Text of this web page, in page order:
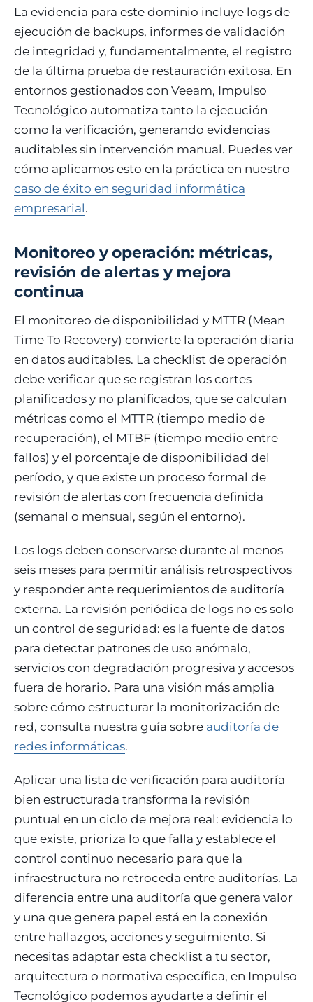
La evidencia para este dominio incluye logs de
ejecución de backups, informes de validación
de integridad y, fundamentalmente, el registro
de la última prueba de restauración exitosa. En
entornos gestionados con Veeam, Impulso
Tecnológico automatiza tanto la ejecución
como la verificación, generando evidencias
auditables sin intervención manual. Puedes ver
cómo aplicamos esto en la práctica en nuestro
caso de éxito en seguridad informática
empresarial.
Monitoreo y operación: métricas,
revisión de alertas y mejora
continua
El monitoreo de disponibilidad y MTTR (Mean
Time To Recovery) convierte la operación diaria
en datos auditables. La checklist de operación
debe verificar que se registran los cortes
planificados y no planificados, que se calculan
métricas como el MTTR (tiempo medio de
recuperación), el MTBF (tiempo medio entre
fallos) y el porcentaje de disponibilidad del
período, y que existe un proceso formal de
revisión de alertas con frecuencia definida
(semanal o mensual, según el entorno).
Los logs deben conservarse durante al menos
seis meses para permitir análisis retrospectivos
y responder ante requerimientos de auditoría
externa. La revisión periódica de logs no es solo
un control de seguridad: es la fuente de datos
para detectar patrones de uso anómalo,
servicios con degradación progresiva y accesos
fuera de horario. Para una visión más amplia
sobre cómo estructurar la monitorización de
red, consulta nuestra guía sobre auditoría de
redes informáticas.
Aplicar una lista de verificación para auditoría
bien estructurada transforma la revisión
puntual en un ciclo de mejora real: evidencia lo
que existe, prioriza lo que falla y establece el
control continuo necesario para que la
infraestructura no retroceda entre auditorías. La
diferencia entre una auditoría que genera valor
y una que genera papel está en la conexión
entre hallazgos, acciones y seguimiento. Si
necesitas adaptar esta checklist a tu sector,
arquitectura o normativa específica, en Impulso
Tecnológico podemos ayudarte a definir el